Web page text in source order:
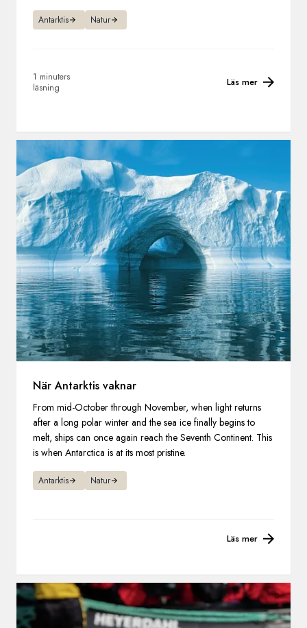
Antarktis Natur
1 minuters
läsning
Läs mer
När Antarktis vaknar
From mid-October through November, when light returns
after a long polar winter and the sea ice finally begins to
melt, ships can once again reach the Seventh Continent. This
is when Antarctica is at its most pristine.
Antarktis Natur
Läs mer